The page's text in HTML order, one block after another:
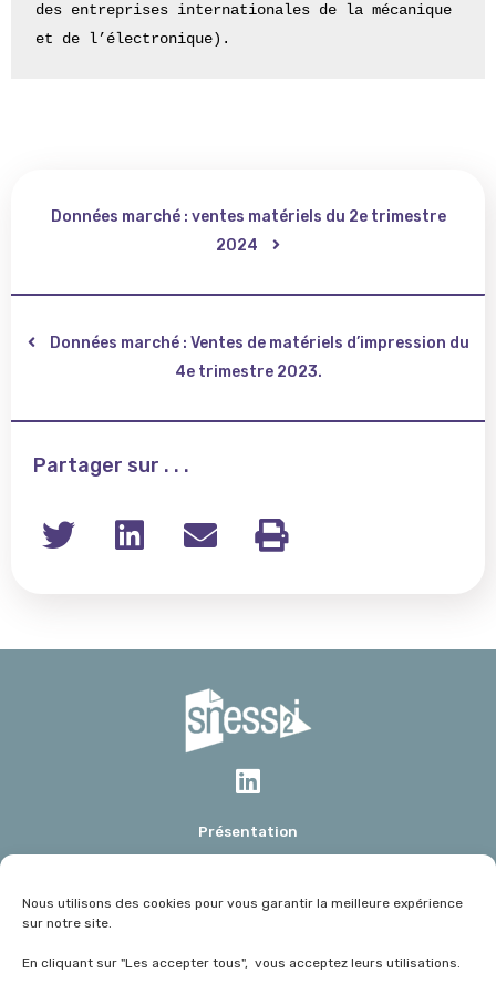
Nous utilisons des cookies pour vous garantir la meilleure expérience
sur notre site.
En cliquant sur "Les accepter tous", vous acceptez leurs utilisations.
des entreprises internationales de la mécanique
et de l’électronique).
Données marché : ventes matériels du 2e trimestre
2024
Données marché : Ventes de matériels d’impression du
4e trimestre 2023.
Partager sur . . .
Présentation